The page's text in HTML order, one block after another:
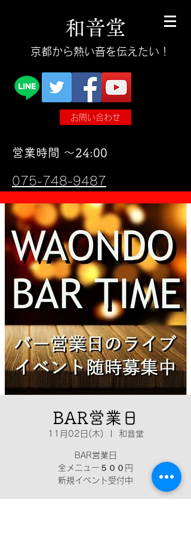
和音堂
​京都から熱い音を伝えたい！
お問い合わせ
​営業時間 〜24:00
075-748-9487
BAR営業日
11月02日(木) 和音堂
BAR営業日
全メニュー５００円
新規イベント受付中